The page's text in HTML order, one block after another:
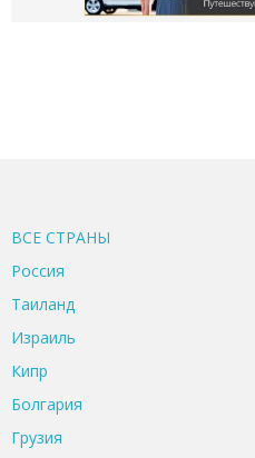
ВСЕ CТРАНЫ
Россия
Таиланд
Израиль
Кипр
Болгария
Грузия